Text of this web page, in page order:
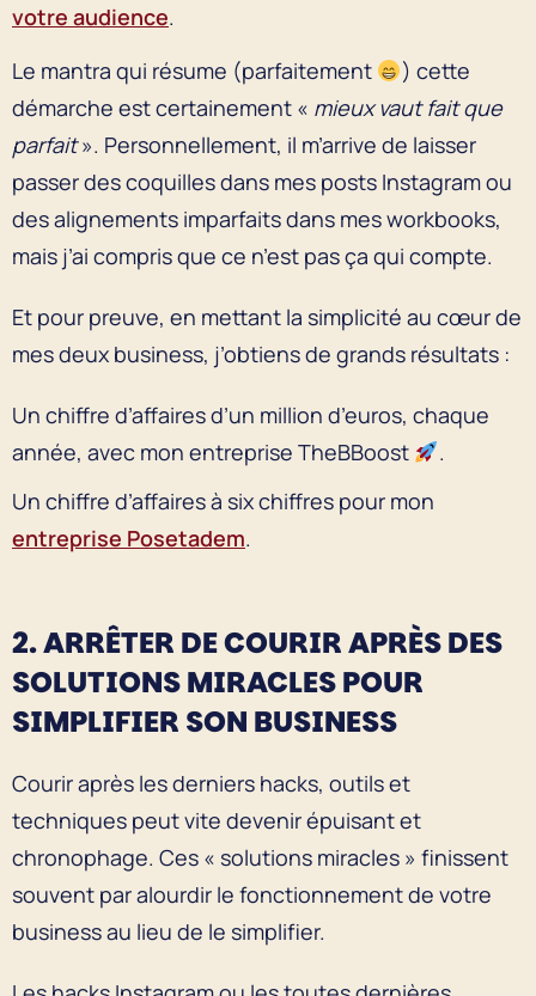
votre audience.
Le mantra qui résume (parfaitement
) cette
démarche est certainement « mieux vaut fait que
parfait». Personnellement, il m’arrive de laisser
passer des coquilles dans mes posts Instagram ou
des alignements imparfaits dans mes workbooks,
mais j’ai compris que ce n’est pas ça qui compte.
Et pour preuve, en mettant la simplicité au cœur de
mes deux business, j’obtiens de grands résultats :
Un chiffre d’affaires d’un million d’euros, chaque
année, avec mon entreprise TheBBoost
.
Un chiffre d’affaires à six chiffres pour mon
entreprise Posetadem.
2. ARRÊTER DE COURIR APRÈS DES
SOLUTIONS MIRACLES POUR
SIMPLIFIER SON BUSINESS
Courir après les derniers hacks, outils et
techniques peut vite devenir épuisant et
chronophage. Ces « solutions miracles » finissent
souvent par alourdir le fonctionnement de votre
business au lieu de le simplifier.